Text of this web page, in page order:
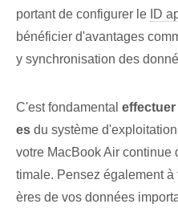
portant de configurer le ID
bénéficier d'avantages
y⁤ synchronisation des
C'est ⁣fondamental⁢
es du système
votre MacBook Air continue
timale. Pensez également
ères de vos données